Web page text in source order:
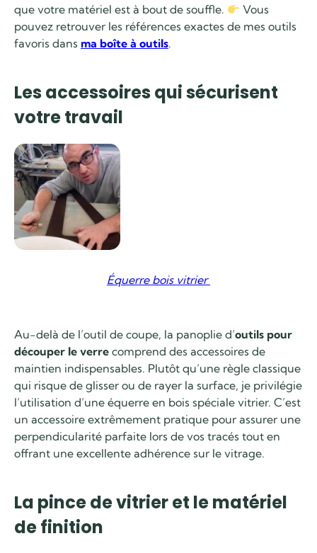
que votre matériel est à bout de souffle.
Vous
pouvez retrouver les références exactes de mes outils
favoris dans ma boîte à outils.
Les accessoires qui sécurisent
votre travail
Équerre bois vitrier
Au-delà de l’outil de coupe, la panoplie d’outils pour
découper le verre comprend des accessoires de
maintien indispensables. Plutôt qu’une règle classique
qui risque de glisser ou de rayer la surface, je privilégie
l’utilisation d’une équerre en bois spéciale vitrier. C’est
un accessoire extrêmement pratique pour assurer une
perpendicularité parfaite lors de vos tracés tout en
offrant une excellente adhérence sur le vitrage.
La pince de vitrier et le matériel
de finition